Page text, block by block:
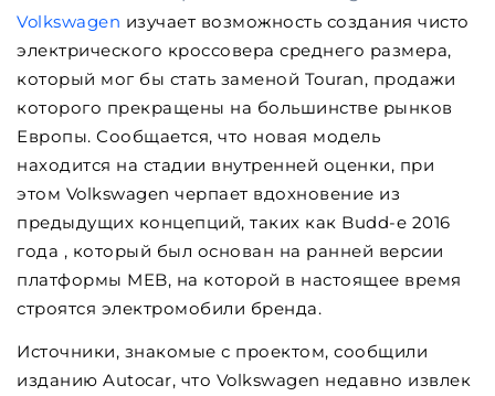
Volkswagen изучает возможность создания чисто
электрического кроссовера среднего размера,
который мог бы стать заменой Touran, продажи
которого прекращены на большинстве рынков
Европы. Сообщается, что новая модель
находится на стадии внутренней оценки, при
этом Volkswagen черпает вдохновение из
предыдущих концепций, таких как Budd-e 2016
года , который был основан на ранней версии
платформы MEB, на которой в настоящее время
строятся электромобили бренда.
Источники, знакомые с проектом, сообщили
изданию Autocar, что Volkswagen недавно извлек